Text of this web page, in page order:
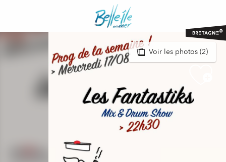
contenu
Voir les photos (2)